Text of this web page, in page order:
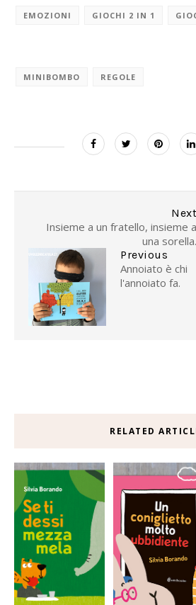
EMOZIONI GIOCHI 2 IN 1
MINIBOMBO REGOLE
Next
Insieme a un fratello, insieme a
una sorella.
Previous
Annoiato è chi
l'annoiato fa.
RELATED